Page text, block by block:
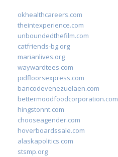
okhealthcareers.com
theintexperience.com
unboundedthefilm.com
catfriends-bg.org
marianlives.org
waywardtees.com
pidfloorsexpress.com
bancodevenezuelaen.com
bettermoodfoodcorporation.com
hingstonnt.com
chooseagender.com
hoverboardssale.com
alaskapolitics.com
stsmp.org